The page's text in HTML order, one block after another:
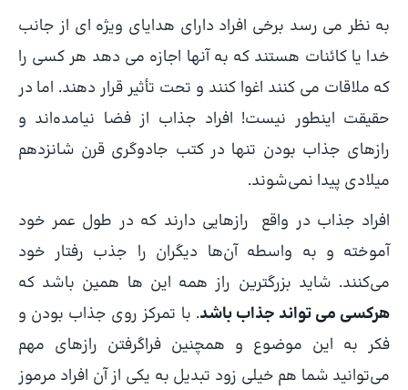
به نظر می رسد برخی افراد دارای هدایای ویژه ای از جانب
خدا یا کائنات هستند که به آنها اجازه می دهد هر کسی را
که ملاقات می کنند اغوا کنند و تحت تأثیر قرار دهند. اما در
حقیقت اینطور نیست! افراد جذاب از فضا نیامده‌اند و
رازهای جذاب بودن تنها در کتب جادوگری قرن شانزدهم
میلادی پیدا نمی‌شوند.
افراد جذاب در واقع رازهایی دارند که در طول عمر خود
آموخته و به واسطه آن‌ها دیگران را جذب رفتار خود
می‌کنند. شاید بزرگترین راز همه این ها همین باشد که
هرکسی می تواند جذاب باشد. با تمرکز روی جذاب بودن و
فکر به این موضوع و همچنین فراگرفتن رازهای مهم
می‌توانید شما هم خیلی زود تبدیل به یکی از آن افراد مرموز